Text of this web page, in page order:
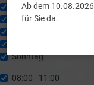
Mittwoch
Donnerstag
Sonntag
08:00 - 11:00
Ab dem
für Sie da.